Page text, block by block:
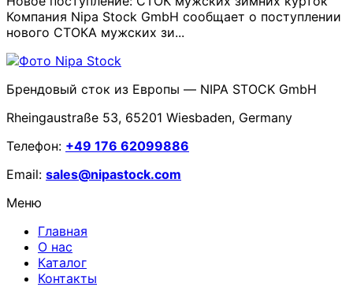
Компания Nipa Stock GmbH сообщает о поступлении
нового СТОКА мужских зи...
Брендовый сток из Европы — NIPA STOCK GmbH
Rheingaustraße 53, 65201 Wiesbaden, Germany
Телефон: +49 176 62099886
Email: sales@nipastock.com
Меню
Главная
О нас
Каталог
Контакты